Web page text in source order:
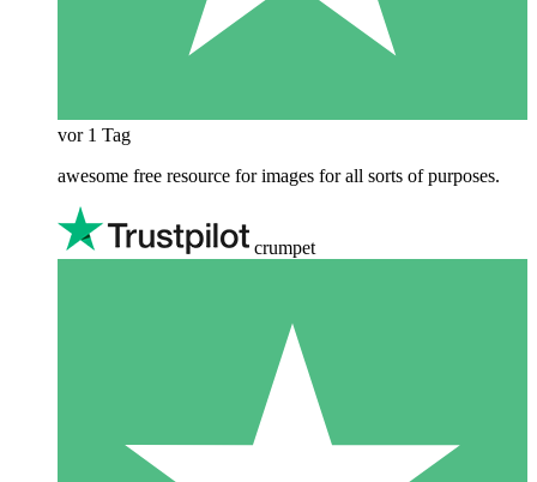
vor 1 Tag
awesome free resource for images for all sorts of purposes.
crumpet